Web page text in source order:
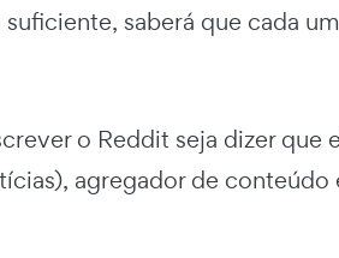
saberá que cada
o Reddit seja dizer
agregador de